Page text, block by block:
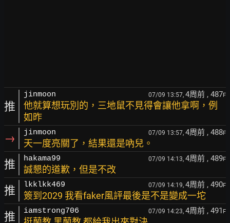
推
jinmoon 07/09 13:57, 4周前 , 487F
他就算想玩別的，三地鼠不見得會讓他拿啊，例
如昨
→ jinmoon 07/09 13:57, 4周前 , 488F
天一度亮關了，結果還是吶兒。
推 hakama99 07/09 14:13, 4周前 , 489F
誠懇的道歉，但是不改
推 lkklkk469 07/09 14:19, 4周前 , 490F
簽到2029 我看faker風評最後是不是變成一坨
推 iamstrong706 07/09 14:23, 4周前 , 491 F